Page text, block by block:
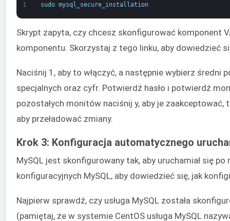
1 sudo mysql_secure_installation
Skrypt zapyta, czy chcesz skonfigurować komponent
komponentu. Skorzystaj z tego linku, aby dowiedzieć
Naciśnij 1, aby to włączyć, a następnie wybierz średni
specjalnych oraz cyfr. Potwierdź hasło i potwierdź
pozostałych monitów naciśnij y, aby je
aby przeładować zmiany.
Krok 3: Konfiguracja automatycznego
MySQL jest skonfigurowany tak, aby uruchamiał się
konfiguracyjnych MySQL, aby dowiedzieć się, jak
Najpierw sprawdź, czy usługa MySQL została
(pamiętaj, że w systemie CentOS usługa MySQL